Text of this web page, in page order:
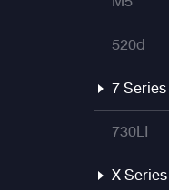
520d
7 Series
730LI
X Series